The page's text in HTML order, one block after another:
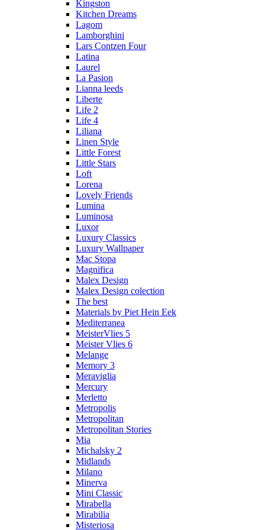
Kingston
Kitchen Dreams
Lagom
Lamborghini
Lars Contzen Four
Latina
Laurel
La Pasion
Lianna leeds
Liberte
Life 2
Life 4
Liliana
Linen Style
Little Forest
Little Stars
Loft
Lorena
Lovely Friends
Lumina
Luminosa
Luxor
Luxury Classics
Luxury Wallpaper
Mac Stopa
Magnifica
Malex Design
Malex Design colection
The best
Materials by Piet Hein Eek
Mediterranea
MeisterVlies 5
Meister Vlies 6
Melange
Memory 3
Meraviglia
Mercury
Merletto
Metropolis
Metropolitan
Metropolitan Stories
Mia
Michalsky 2
Midlands
Milano
Minerva
Mini Classic
Mirabella
Mirabilia
Misteriosa